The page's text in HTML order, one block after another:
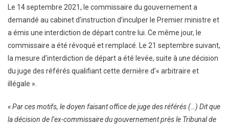
Le 14 septembre 2021, le commissaire du gouvernement a
demandé au cabinet d’instruction d’inculper le Premier ministre et
a émis une interdiction de départ contre lui. Ce même jour, le
commissaire a été révoqué et remplacé. Le 21 septembre suivant,
la mesure d’interdiction de départ a été levée, suite à unedécision
du juge des référés qualifiant cette dernière d’« arbitraire et
illégale ».
« Par ces motifs, le doyen faisant office de juge des référés (…) Dit que
la décision de l’ex-commissaire du gouvernement près le Tribunal de